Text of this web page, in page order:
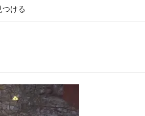
ける